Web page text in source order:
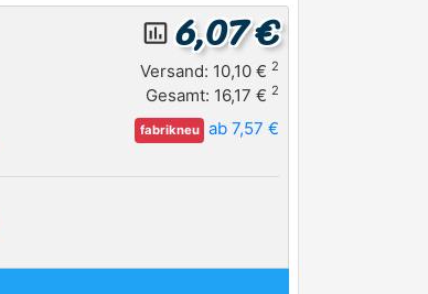
insert_chart_outlined 6,07 €
Versand: 10,10 € 2
Gesamt: 16,17 € 2
fabrikneu ab 7,57 €